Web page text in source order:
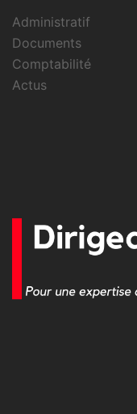
Administratif
Documents
Comptabilité
Actus